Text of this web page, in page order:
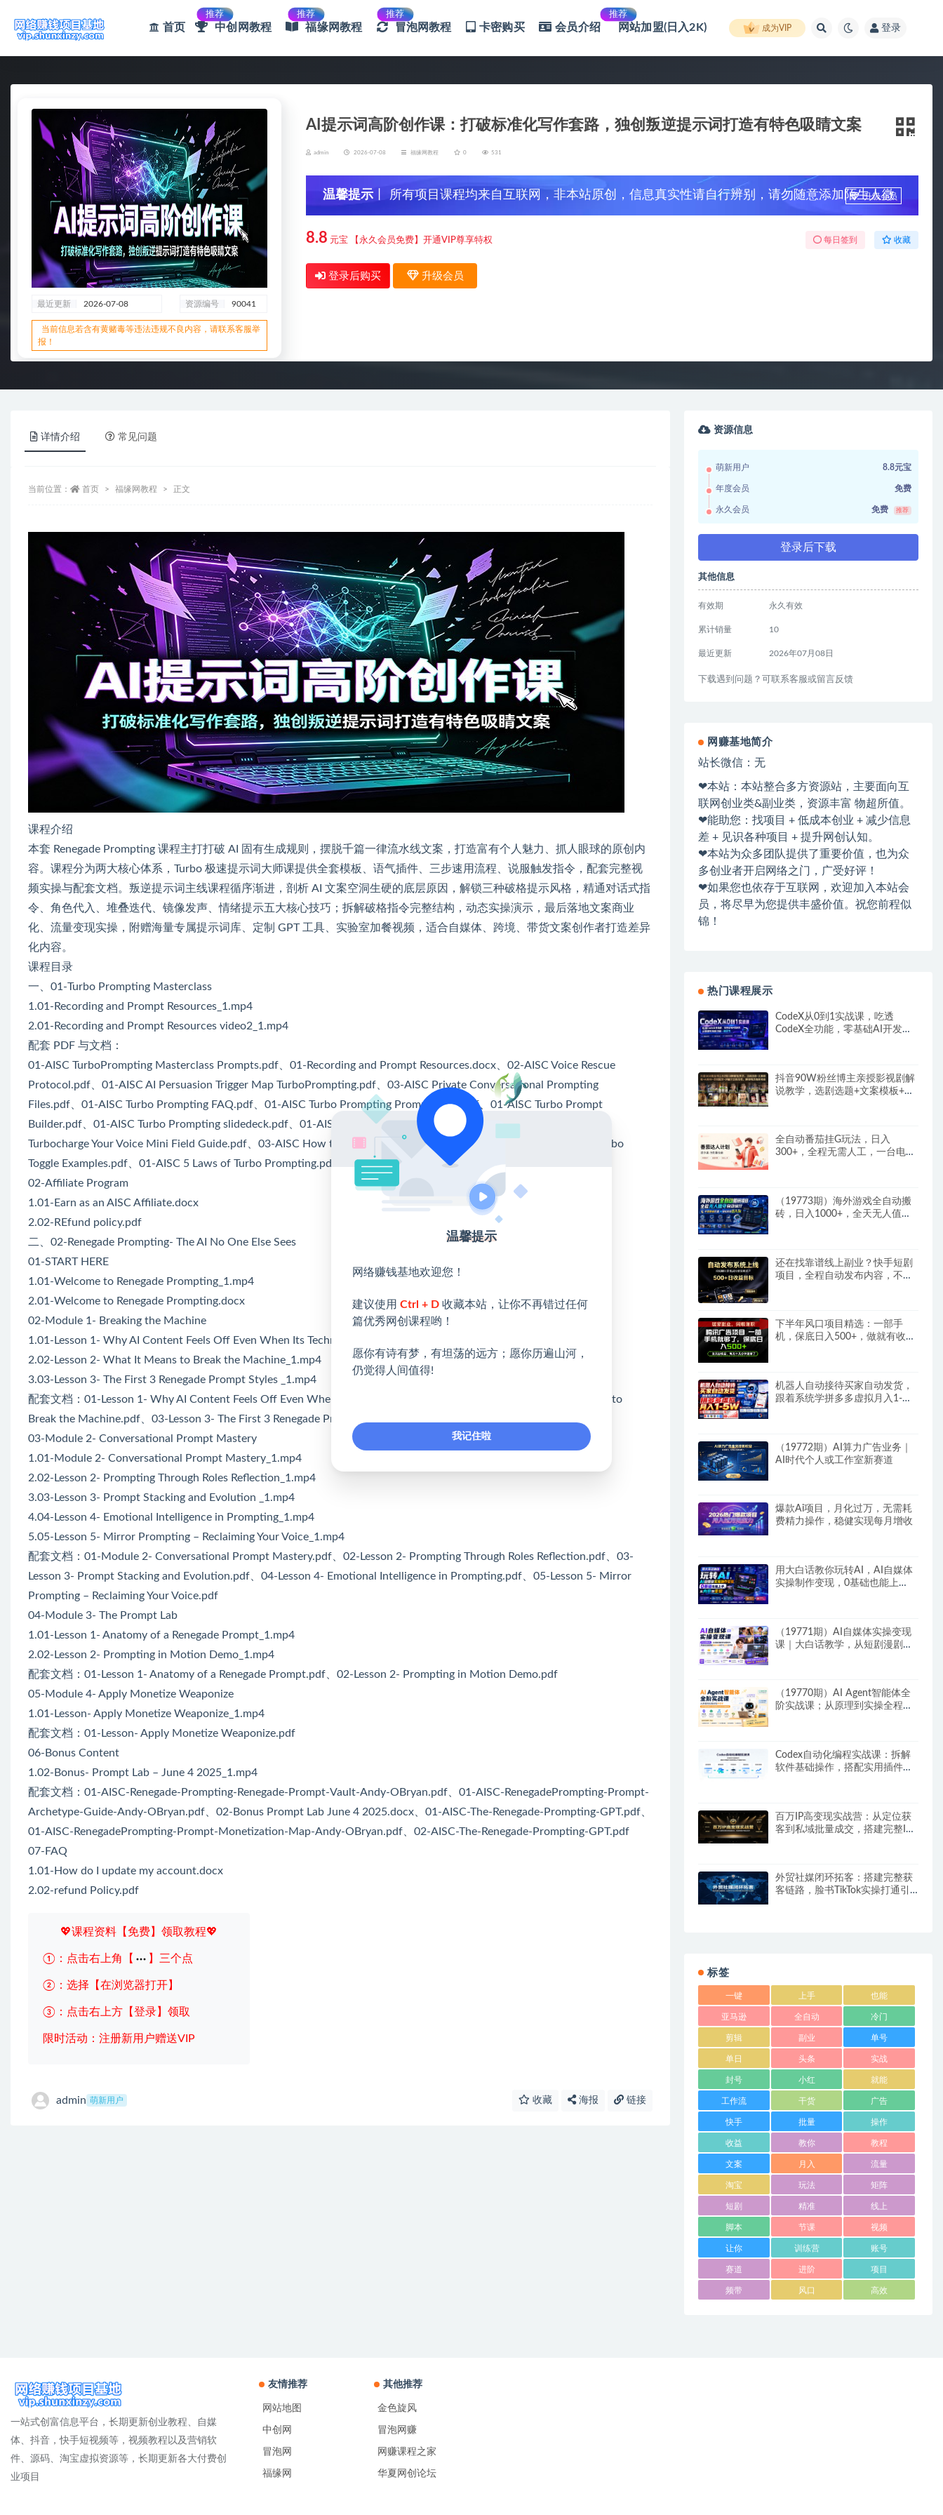
首页
推荐
中创网教程
推荐
福缘网教程
推荐
冒泡网教程 卡密购买 会员介绍
推荐
网站加盟(日入2K) 成为VIP 登录
最近更新 2026-07-08 资源编号 90041
当前信息若含有黄赌毒等违法违规不良内容，请联系客服举
报！
AI提示词高阶创作课：打破标准化写作套路，独创叛逆提示词打造有特色吸睛文案
admin 2026-07-08 福缘网教程 0 531
温馨提示 丨 所有项目课程均来自互联网，非本站原创，信息真实性请自行辨别，请勿随意添加陌生人微
信，谨防上当受骗！
升级会员
8.8 元宝 【永久会员免费】开通VIP尊享特权 每日签到 收藏
登录后购买 升级会员
详情介绍 常见问题
当前位置： 首页 福缘网教程 正文
课程介绍
本套 Renegade Prompting 课程主打打破 AI 固有生成规则，摆脱千篇一律流水线文案，打造富有个人魅力、抓人眼球的原创内
容。课程分为两大核心体系，Turbo 极速提示词大师课提供全套模板、语气插件、三步速用流程、说服触发指令，配套完整视
频实操与配套文档。叛逆提示词主线课程循序渐进，剖析 AI 文案空洞生硬的底层原因，解锁三种破格提示风格，精通对话式指
令、角色代入、堆叠迭代、镜像发声、情绪提示五大核心技巧；拆解破格指令完整结构，动态实操演示，最后落地文案商业
化、流量变现实操，附赠海量专属提示词库、定制 GPT 工具、实验室加餐视频，适合自媒体、跨境、带货文案创作者打造差异
化内容。
课程目录
一、01-Turbo Prompting Masterclass
1.01-Recording and Prompt Resources_1.mp4
2.01-Recording and Prompt Resources video2_1.mp4
配套 PDF 与文档：
01-AISC TurboPrompting Masterclass Prompts.pdf、01-Recording and Prompt Resources.docx、02-AISC Voice Rescue
Protocol.pdf、01-AISC AI Persuasion Trigger Map TurboPrompting.pdf、03-AISC Private Conversational Prompting
Files.pdf、01-AISC Turbo Prompting FAQ.pdf、01-AISC Turbo Prompting Prompt Deck.pdf、01-AISC Turbo Prompt
Builder.pdf、01-AISC Turbo Prompting slidedeck.pdf、01-AISC Turbo Prompting 3-Step Quickstart.pdf、02-AISC
Turbocharge Your Voice Mini Field Guide.pdf、03-AISC How to Use the Turbo Prompt Engineer GPT.pdf、01-AISC Turbo
Toggle Examples.pdf、01-AISC 5 Laws of Turbo Prompting.pdf、02-AISC 25 Turbo Tone Plug Ins.pdf
02-Affiliate Program
1.01-Earn as an AISC Affiliate.docx
2.02-REfund policy.pdf
二、02-Renegade Prompting- The AI No One Else Sees
01-START HERE
1.01-Welcome to Renegade Prompting_1.mp4
2.01-Welcome to Renegade Prompting.docx
02-Module 1- Breaking the Machine
1.01-Lesson 1- Why AI Content Feels Off Even When Its Technically Good_1.mp4
2.02-Lesson 2- What It Means to Break the Machine_1.mp4
3.03-Lesson 3- The First 3 Renegade Prompt Styles _1.mp4
配套文档：01-Lesson 1- Why AI Content Feels Off Even When Its Technically Good.pdf、02-Lesson 2- What It Means to
Break the Machine.pdf、03-Lesson 3- The First 3 Renegade Prompt Styles.pdf
03-Module 2- Conversational Prompt Mastery
1.01-Module 2- Conversational Prompt Mastery_1.mp4
2.02-Lesson 2- Prompting Through Roles Reflection_1.mp4
3.03-Lesson 3- Prompt Stacking and Evolution _1.mp4
4.04-Lesson 4- Emotional Intelligence in Prompting_1.mp4
5.05-Lesson 5- Mirror Prompting – Reclaiming Your Voice_1.mp4
配套文档：01-Module 2- Conversational Prompt Mastery.pdf、02-Lesson 2- Prompting Through Roles Reflection.pdf、03-
Lesson 3- Prompt Stacking and Evolution.pdf、04-Lesson 4- Emotional Intelligence in Prompting.pdf、05-Lesson 5- Mirror
Prompting – Reclaiming Your Voice.pdf
04-Module 3- The Prompt Lab
1.01-Lesson 1- Anatomy of a Renegade Prompt_1.mp4
2.02-Lesson 2- Prompting in Motion Demo_1.mp4
配套文档：01-Lesson 1- Anatomy of a Renegade Prompt.pdf、02-Lesson 2- Prompting in Motion Demo.pdf
05-Module 4- Apply Monetize Weaponize
1.01-Lesson- Apply Monetize Weaponize_1.mp4
配套文档：01-Lesson- Apply Monetize Weaponize.pdf
06-Bonus Content
1.02-Bonus- Prompt Lab – June 4 2025_1.mp4
配套文档：01-AISC-Renegade-Prompting-Renegade-Prompt-Vault-Andy-OBryan.pdf、01-AISC-RenegadePrompting-Prompt-
Archetype-Guide-Andy-OBryan.pdf、02-Bonus Prompt Lab June 4 2025.docx、01-AISC-The-Renegade-Prompting-GPT.pdf、
01-AISC-RenegadePrompting-Prompt-Monetization-Map-Andy-OBryan.pdf、02-AISC-The-Renegade-Prompting-GPT.pdf
07-FAQ
1.01-How do I update my account.docx
2.02-refund Policy.pdf
💖课程资料【免费】领取教程💖
①：点击右上角【 】三个点
②：选择【在浏览器打开】
③：点击右上方【登录】领取
限时活动：注册新用户赠送VIP
admin 萌新用户 收藏 海报 链接
资源信息
萌新用户 8.8元宝
年度会员 免费
永久会员 免费 推荐
登录后下载
其他信息
有效期 永久有效
累计销量 10
最近更新 2026年07月08日
下载遇到问题？可联系客服或留言反馈
网赚基地简介
站长微信：无
❤本站：本站整合多方资源站，主要面向互
联网创业类&副业类，资源丰富 物超所值。
❤能助您：找项目 + 低成本创业 + 减少信息
差 + 见识各种项目 + 提升网创认知。
❤本站为众多团队提供了重要价值，也为众
多创业者开启网络之门，广受好评！
❤如果您也依存于互联网，欢迎加入本站会
员，将尽早为您提供丰盛价值。祝您前程似
锦！
热门课程展示
CodeX从0到1实战课，吃透
CodeX全功能，零基础AI开发实
抖音90W粉丝博主亲授影视剧解
说教学，选剧选题+文案模板+AI
全自动番茄挂G玩法，日入
300+，全程无需人工，一台电脑
（19773期）海外游戏全自动搬
砖，日入1000+，全天无人值
还在找靠谱线上副业？快手短剧
项目，全程自动发布内容，不用
下半年风口项目精选：一部手
机，保底日入500+，做就有收
机器人自动接待买家自动发货，
跟着系统学拼多多虚拟月入1-
（19772期）AI算力广告业务｜
AI时代个人或工作室新赛道
爆款Ai项目，月化过万，无需耗
费精力操作，稳健实现每月增收
用大白话教你玩转AI，AI自媒体
实操制作变现，0基础也能上
（19771期）AI自媒体实操变现
课｜大白话教学，从短剧漫剧到
（19770期）AI Agent智能体全
阶实战课；从原理到实操全程手
Codex自动化编程实战课：拆解
软件基础操作，搭配实用插件快
百万IP高变现实战营：从定位获
客到私域批量成交，搭建完整IP
外贸社媒闭环拓客：搭建完整获
客链路，脸书TikTok实操打通引
标签
一键 上手 也能
亚马逊 全自动 冷门
剪辑 副业 单号
单日 头条 实战
封号 小红 就能
工作流 干货 广告
快手 批量 操作
收益 教你 教程
文案 月入 流量
淘宝 玩法 矩阵
短剧 精准 线上
脚本 节课 视频
让你 训练营 账号
赛道 进阶 项目
频带 风口 高效
一站式创富信息平台，长期更新创业教程、自媒
体、抖音，快手短视频等，视频教程以及营销软
件、源码、淘宝虚拟资源等，长期更新各大付费创
业项目
友情推荐
网站地图
中创网
冒泡网
福缘网
其他推荐
金色旋风
冒泡网赚
网赚课程之家
华夏网创论坛
温馨提示
网络赚钱基地欢迎您！
建议使用 Ctrl + D 收藏本站，让你不再错过任何
篇优秀网创课程哟！
愿你有诗有梦，有坦荡的远方；愿你历遍山河，
仍觉得人间值得!
我记住啦